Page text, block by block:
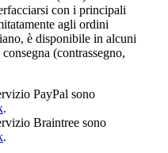
con i principali
agli ordini
è disponibile in alcuni
(contrassegno,
PayPal sono
.
Braintree sono
.